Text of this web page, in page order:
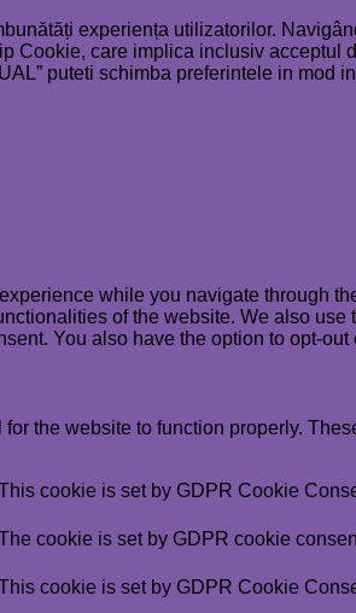
experiența utilizatorilor.
Cookie, care implica inclusiv
puteti schimba preferintele in
while you navigate through
of the website. We also
You also have the option to opt-
the website to function properly.
cookie is set by GDPR Cookie
cookie is set by GDPR cookie
cookie is set by GDPR Cookie